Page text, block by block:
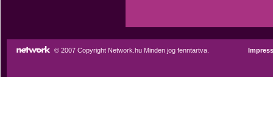
© 2007 Copyright Network.hu Minden jog fenntartva.